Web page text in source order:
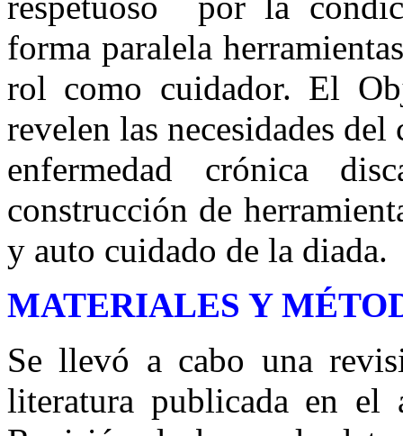
forma paralela
rol como cuidador. El
revelen las necesidades
enfermedad crónica
construcción de
y auto cuidado de la diada.
MATERIALES Y
Se llevó a cabo una
literatura publicada en el